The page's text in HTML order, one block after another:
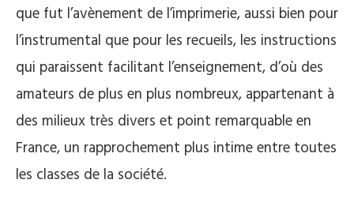
que fut l’avènement de l’imprimerie, aussi bien pour
l’instrumental que pour les recueils, les instructions
qui paraissent facilitant l’enseignement, d’où des
amateurs de plus en plus nombreux, appartenant à
des milieux très divers et point remarquable en
France, un rapprochement plus intime entre toutes
les classes de la société.